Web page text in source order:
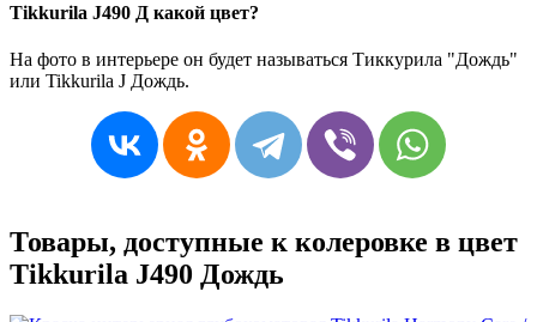
Tikkurila J490 Д какой цвет?
На фото в интерьере он будет называться Тиккурила "Дождь"
или Tikkurila J Дождь.
Товары, доступные к колеровке в цвет
Tikkurila J490 Дождь